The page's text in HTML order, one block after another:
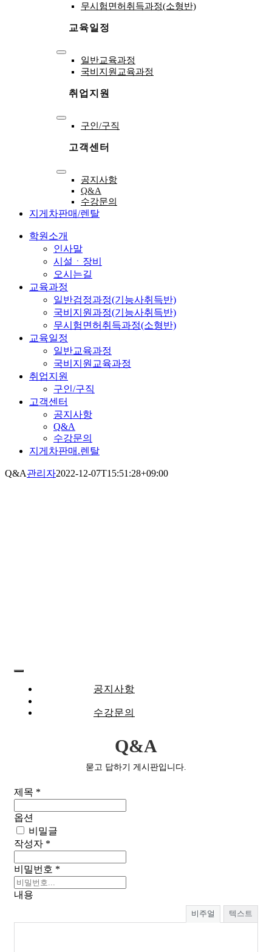
무시험면허취득과정(소형반)
교육일정
Toggle
Navigation
일반교육과정
국비지원교육과정
취업지원
Toggle
Navigation
구인/구직
고객센터
Toggle
Navigation
공지사항
Q&A
수강문의
지게차판매/렌탈
학원소개
인사말
시설ㆍ장비
오시는길
교육과정
일반검정과정(기능사취득반)
국비지원과정(기능사취득반)
무시험면허취득과정(소형반)
교육일정
일반교육과정
국비지원교육과정
취업지원
구인/구직
고객센터
공지사항
Q&A
수강문의
지게차판매.렌탈
Q&A관리자2022-12-07T15:51:28+09:00
Navigation
공지사항
수강문의
Q&A
묻고 답하기 게시판입니다.
제목 *
옵션
비밀글
작성자 *
비밀번호 *
내용
비주얼 텍스트